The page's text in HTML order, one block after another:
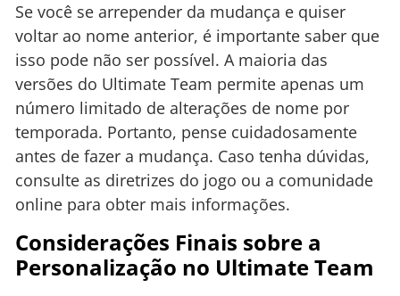
Se você se arrepender da mudança e quiser
voltar ao nome anterior, é importante saber que
isso pode não ser possível. A maioria das
versões do Ultimate Team permite apenas um
número limitado de alterações de nome por
temporada. Portanto, pense cuidadosamente
antes de fazer a mudança. Caso tenha dúvidas,
consulte as diretrizes do jogo ou a comunidade
online para obter mais informações.
Considerações Finais sobre a
Personalização no Ultimate Team